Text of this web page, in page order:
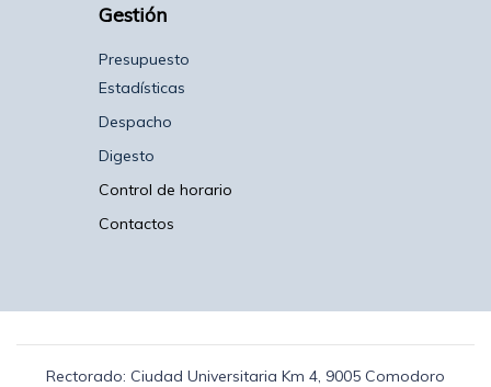
Gestión
Presupuesto
Estadísticas
Despacho
Digesto
Control de horario
Contactos
Rectorado: Ciudad Universitaria Km 4, 9005 Comodoro